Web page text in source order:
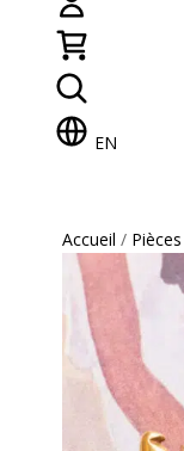
EN
Accueil / Pièces